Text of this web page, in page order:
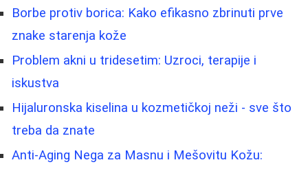
Borbe protiv borica: Kako efikasno zbrinuti prve
znake starenja kože
Problem akni u tridesetim: Uzroci, terapije i
iskustva
Hijaluronska kiselina u kozmetičkoj neži - sve što
treba da znate
Anti-Aging Nega za Masnu i Mešovitu Kožu: